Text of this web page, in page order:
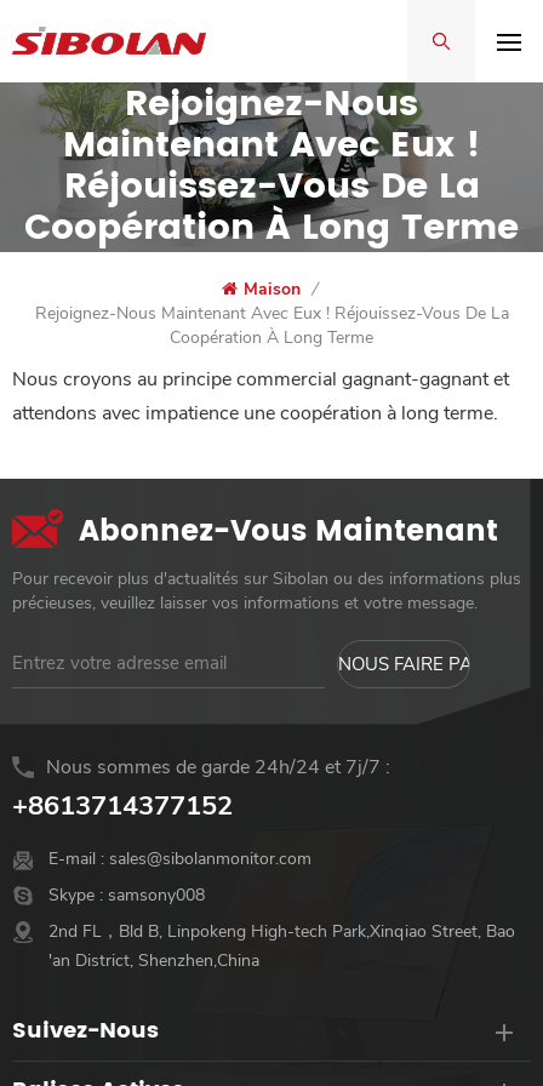
Rejoignez-Nous
Maintenant Avec Eux !
Réjouissez-Vous De La
Coopération À Long Terme
Maison /
Rejoignez-Nous Maintenant Avec Eux ! Réjouissez-Vous De La
Coopération À Long Terme
Nous croyons au principe commercial gagnant-gagnant et
attendons avec impatience une coopération à long terme.
Abonnez-Vous Maintenant
Pour recevoir plus d'actualités sur Sibolan ou des informations plus
précieuses, veuillez laisser vos informations et votre message.
Nous sommes de garde 24h/24 et 7j/7 :
+8613714377152
E-mail : sales@sibolanmonitor.com
Skype : samsony008
2nd FL，Bld B, Linpokeng High-tech Park,Xinqiao Street, Bao
'an District, Shenzhen,China
Suivez-Nous